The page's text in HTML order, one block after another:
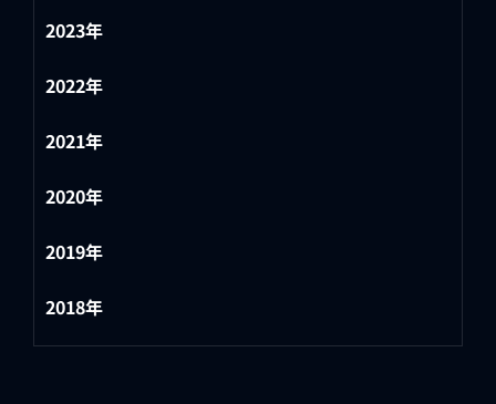
2023年
2022年
2021年
2020年
2019年
2018年